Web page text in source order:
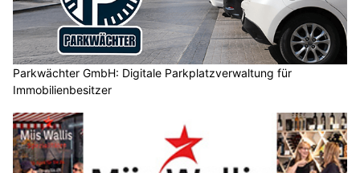
Parkwächter GmbH: Digitale Parkplatzverwaltung für
Immobilienbesitzer